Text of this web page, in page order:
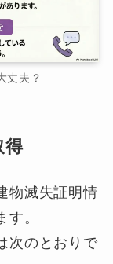
丈夫？
得
物滅失証明情
。
次のとおりで